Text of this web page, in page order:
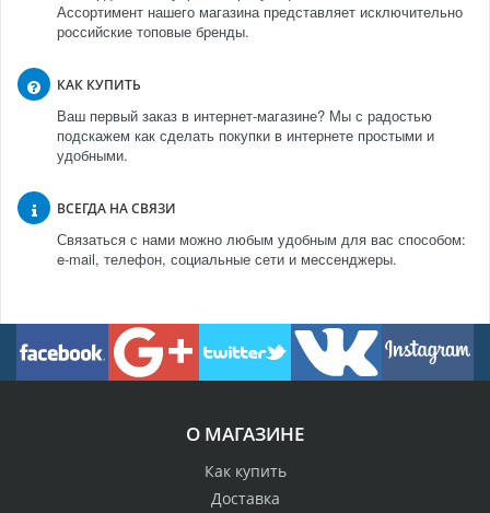
Ассортимент нашего магазина представляет исключительно
российские топовые бренды.
КАК КУПИТЬ
Ваш первый заказ в интернет-магазине? Мы с радостью
подскажем как сделать покупки в интернете простыми и
удобными.
ВСЕГДА НА СВЯЗИ
Связаться с нами можно любым удобным для вас способом:
e-mail, телефон, социальные сети и мессенджеры.
О МАГАЗИНЕ
Как купить
Доставка